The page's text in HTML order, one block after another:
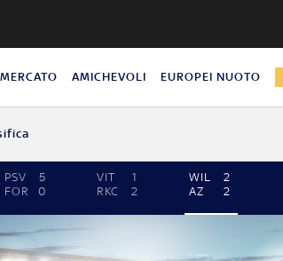
MERCATO AMICHEVOLI EUROPEI NUOTO
PSV
5
FOR
0
VIT
1
RKC
2
WIL
2
AZ
2